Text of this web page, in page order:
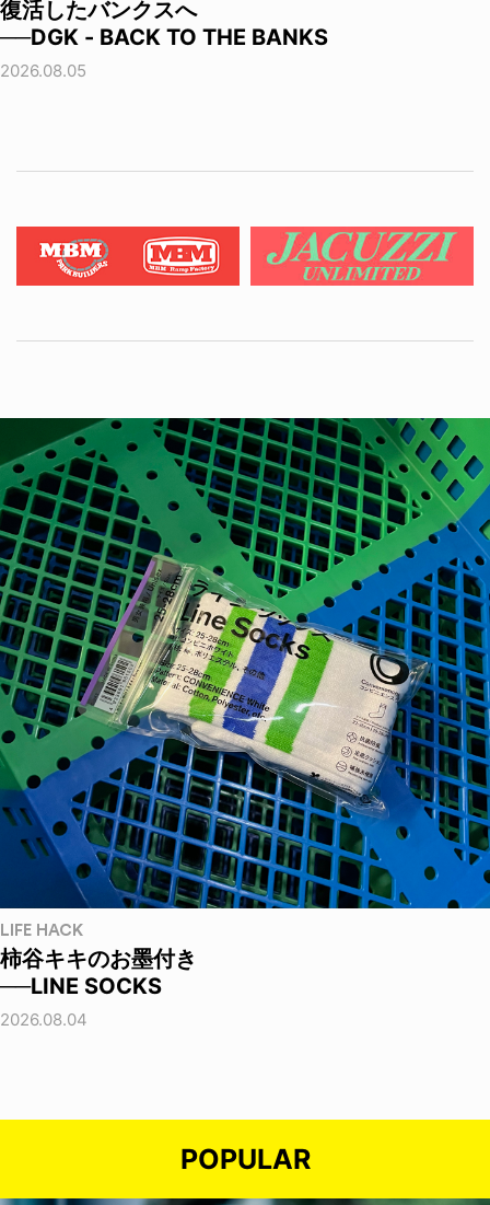
復活したバンクスへ
──DGK - BACK TO THE BANKS
2026.08.05
LIFE HACK
柿谷キキのお墨付き
──LINE SOCKS
2026.08.04
POPULAR